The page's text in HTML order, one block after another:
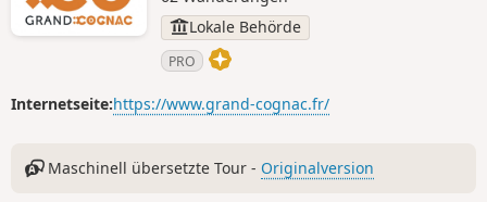
Lokale Behörde
PRO
Internetseite:https://www.grand-cognac.fr/
Maschinell übersetzte Tour - Originalversion